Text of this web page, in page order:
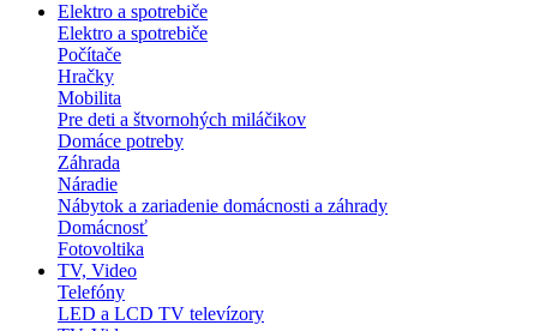
Elektro a spotrebiče
Elektro a spotrebiče
Počítače
Hračky
Mobilita
Pre deti a štvornohých miláčikov
Domáce potreby
Záhrada
Náradie
Nábytok a zariadenie domácnosti a záhrady
Domácnosť
Fotovoltika
TV, Video
Telefóny
LED a LCD TV televízory